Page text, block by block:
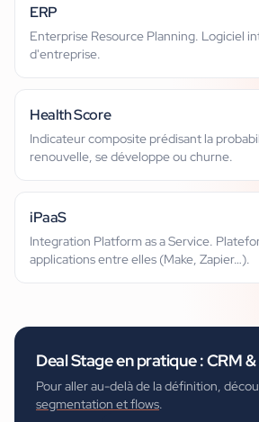
ERP
Enterprise Resource Planning. Logiciel
d'entreprise.
Health Score
Indicateur composite prédisant la
renouvelle, se développe ou churne.
iPaaS
Integration Platform as a Service.
applications entre elles (Make, Zapier…).
Deal Stageen pratique :CRM
Pour aller au-delà de la définition,
segmentation et flows.